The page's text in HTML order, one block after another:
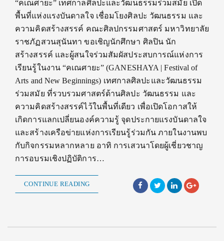
“คเณศายะ” เทศกาลศิลปะและวัฒนธรรมร่วมสมัย เปิด
พื้นที่แห่งแรงบันดาลใจ เชื่อมโยงศิลปะ วัฒนธรรม และ
ความคิดสร้างสรรค์ คณะศิลปกรรมศาสตร์ มหาวิทยาลัย
ราชภัฏสวนสุนันทา ขอเชิญนักศึกษา ศิลปิน นัก
สร้างสรรค์ และผู้สนใจร่วมสัมผัสประสบการณ์แห่งการ
เรียนรู้ในงาน “คเณศายะ” (GANESHAYA | Festival of
Arts and New Beginnings) เทศกาลศิลปะและวัฒนธรรม
ร่วมสมัย ที่รวบรวมศาสตร์ด้านศิลปะ วัฒนธรรม และ
ความคิดสร้างสรรค์ไว้ในพื้นที่เดียว เพื่อเปิดโอกาสให้
เกิดการแลกเปลี่ยนองค์ความรู้ จุดประกายแรงบันดาลใจ
และสร้างเครือข่ายแห่งการเรียนรู้ร่วมกัน ภายในงานพบ
กับกิจกรรมหลากหลาย อาทิ การเสวนาโดยผู้เชี่ยวชาญ
การอบรมเชิงปฏิบัติการ…
CONTINUE READING